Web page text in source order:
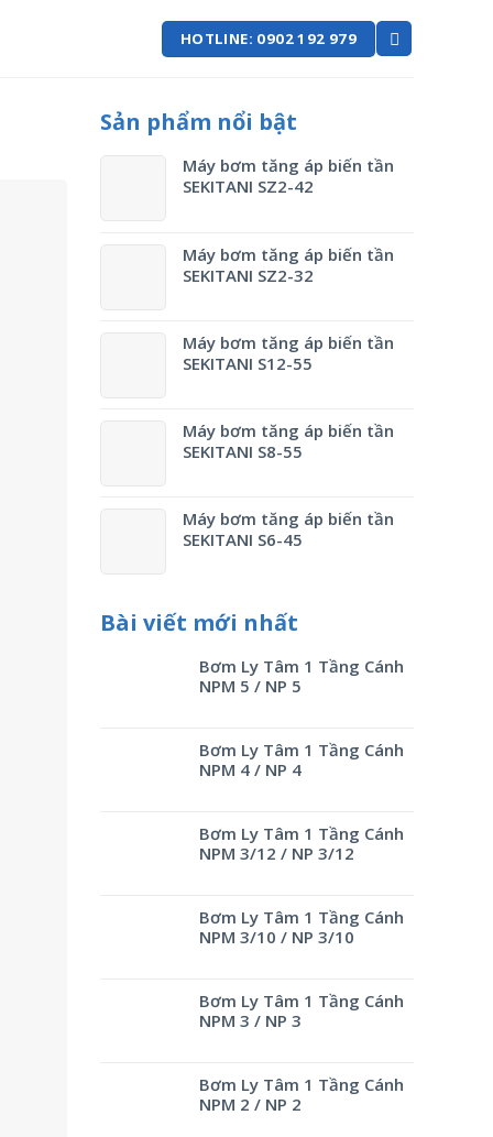
HOTLINE: 0902 192 979
Sản phẩm nổi bật
Máy bơm tăng áp biến tần
SEKITANI SZ2-42
Máy bơm tăng áp biến tần
SEKITANI SZ2-32
Máy bơm tăng áp biến tần
SEKITANI S12-55
Máy bơm tăng áp biến tần
SEKITANI S8-55
Máy bơm tăng áp biến tần
SEKITANI S6-45
Bài viết mới nhất
Bơm Ly Tâm 1 Tầng Cánh
NPM 5 / NP 5
Bơm Ly Tâm 1 Tầng Cánh
NPM 4 / NP 4
Bơm Ly Tâm 1 Tầng Cánh
NPM 3/12 / NP 3/12
Bơm Ly Tâm 1 Tầng Cánh
NPM 3/10 / NP 3/10
Bơm Ly Tâm 1 Tầng Cánh
NPM 3 / NP 3
Bơm Ly Tâm 1 Tầng Cánh
NPM 2 / NP 2